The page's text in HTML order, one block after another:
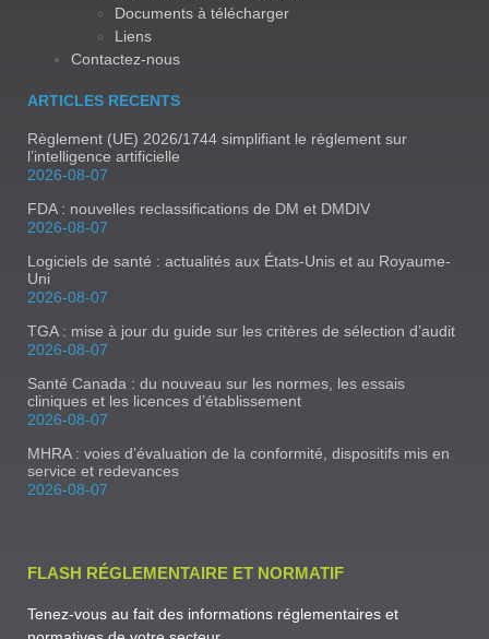
Documents à télécharger
Liens
Contactez-nous
ARTICLES RECENTS
Règlement (UE) 2026/1744 simplifiant le règlement sur
l’intelligence artificielle
2026-08-07
FDA : nouvelles reclassifications de DM et DMDIV
2026-08-07
Logiciels de santé : actualités aux États-Unis et au Royaume-
Uni
2026-08-07
TGA : mise à jour du guide sur les critères de sélection d’audit
2026-08-07
Santé Canada : du nouveau sur les normes, les essais
cliniques et les licences d’établissement
2026-08-07
MHRA : voies d’évaluation de la conformité, dispositifs mis en
service et redevances
2026-08-07
FLASH RÉGLEMENTAIRE ET NORMATIF
Tenez-vous au fait des informations réglementaires et